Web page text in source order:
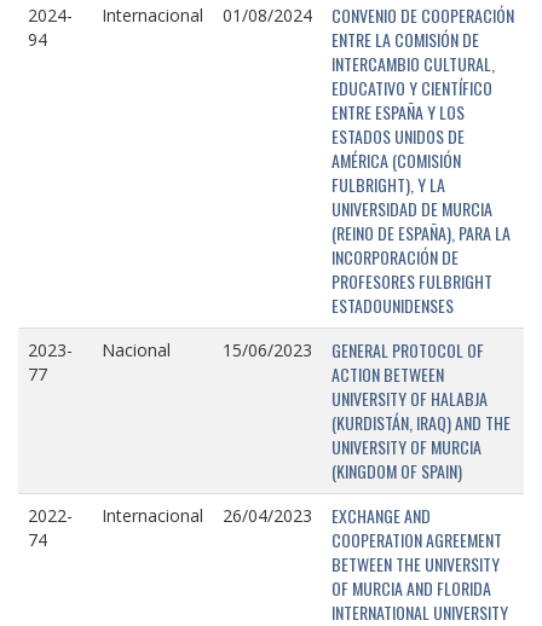
2024-
94
Internacional 01/08/2024
CONVENIO DE COOPERACIÓN
ENTRE LA COMISIÓN DE
INTERCAMBIO CULTURAL,
EDUCATIVO Y CIENTÍFICO
ENTRE ESPAÑA Y LOS
ESTADOS UNIDOS DE
AMÉRICA (COMISIÓN
FULBRIGHT), Y LA
UNIVERSIDAD DE MURCIA
(REINO DE ESPAÑA), PARA LA
INCORPORACIÓN DE
PROFESORES FULBRIGHT
ESTADOUNIDENSES
2023-
77
Nacional 15/06/2023
GENERAL PROTOCOL OF
ACTION BETWEEN
UNIVERSITY OF HALABJA
(KURDISTÁN, IRAQ) AND THE
UNIVERSITY OF MURCIA
(KINGDOM OF SPAIN)
2022-
74
Internacional 26/04/2023
EXCHANGE AND
COOPERATION AGREEMENT
BETWEEN THE UNIVERSITY
OF MURCIA AND FLORIDA
INTERNATIONAL UNIVERSITY